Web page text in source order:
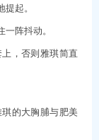
起。
阵抖动。
，否则雅琪简直
的大胸脯与肥美